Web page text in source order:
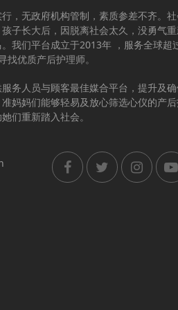
，无政府机构管制，素质参差不齐。
子长大后，因脱离社会太久，没勇气
我们平台成立于2013年 ，服务全球超
优质产后护理师。
务人员与顾客最佳媒合平台，提升及
妈妈们能够轻易及放心筛选心仪的产
们重新踏入社会。